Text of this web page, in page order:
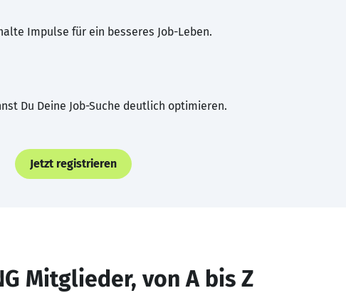
Impulse für ein besseres Job-Leben.
Du Deine Job-Suche deutlich optimieren.
Jetzt registrieren
Mitglieder, von A bis Z